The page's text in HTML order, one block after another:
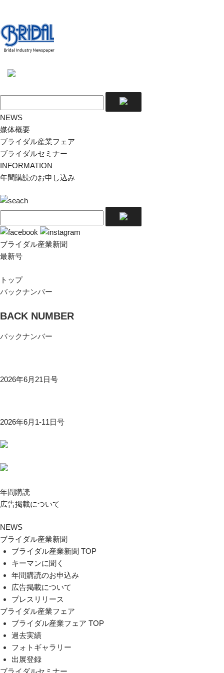
NEWS
媒体概要
ブライダル産業フェア
ブライダルセミナー
INFORMATION
年間購読のお申し込み
ブライダル産業新聞
最新号
トップ
バックナンバー
BACK NUMBER
バックナンバー
2026年6月21日号
2026年6月1-11日号
年間購読
広告掲載について
NEWS
ブライダル産業新聞
ブライダル産業新聞 TOP
キーマンに聞く
年間購読のお申込み
広告掲載について
プレスリリース
ブライダル産業フェア
ブライダル産業フェア TOP
過去実績
フォトギャラリー
出展登録
ブライダルセミナー